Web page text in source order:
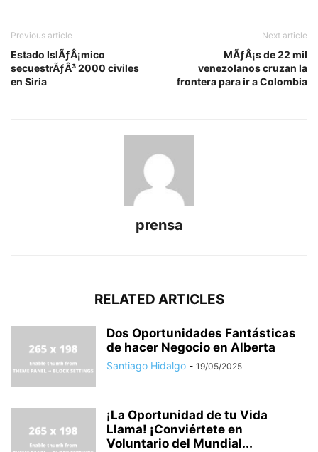
Previous article
Estado IslÃƒÂ¡mico
secuestrÃƒÂ³ 2000 civiles
en Siria
Next article
MÃƒÂ¡s de 22 mil
venezolanos cruzan la
frontera para ir a Colombia
prensa
RELATED ARTICLES
Dos Oportunidades Fantásticas
de hacer Negocio en Alberta
Santiago Hidalgo - 19/05/2025
¡La Oportunidad de tu Vida
Llama! ¡Conviértete en
Voluntario del Mundial...